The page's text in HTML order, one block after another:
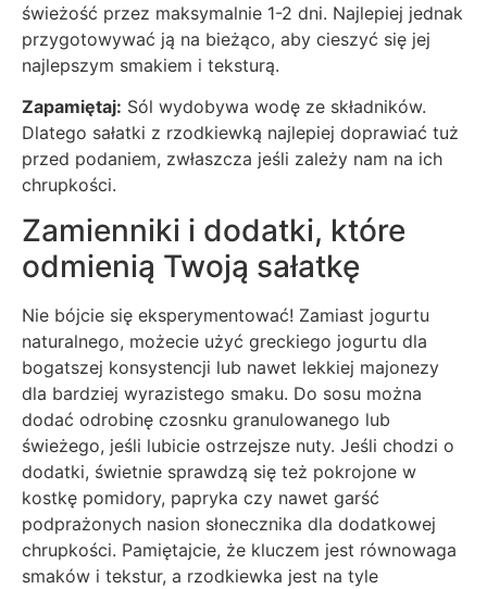
świeżość przez maksymalnie 1-2 dni. Najlepiej jednak
przygotowywać ją na bieżąco, aby cieszyć się jej
najlepszym smakiem i teksturą.
Zapamiętaj: Sól wydobywa wodę ze składników.
Dlatego sałatki z rzodkiewką najlepiej doprawiać tuż
przed podaniem, zwłaszcza jeśli zależy nam na ich
chrupkości.
Zamienniki i dodatki, które
odmienią Twoją sałatkę
Nie bójcie się eksperymentować! Zamiast jogurtu
naturalnego, możecie użyć greckiego jogurtu dla
bogatszej konsystencji lub nawet lekkiej majonezy
dla bardziej wyrazistego smaku. Do sosu można
dodać odrobinę czosnku granulowanego lub
świeżego, jeśli lubicie ostrzejsze nuty. Jeśli chodzi o
dodatki, świetnie sprawdzą się też pokrojone w
kostkę pomidory, papryka czy nawet garść
podprażonych nasion słonecznika dla dodatkowej
chrupkości. Pamiętajcie, że kluczem jest równowaga
smaków i tekstur, a rzodkiewka jest na tyle